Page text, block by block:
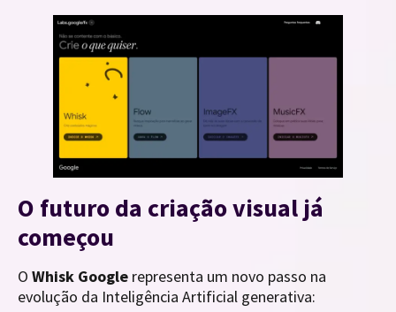
O futuro da criação visual já
começou
O Whisk Google representa um novo passo na
evolução da Inteligência Artificial generativa: